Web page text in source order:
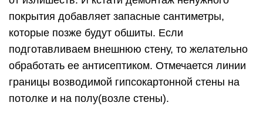
покрытия добавляет запасные сантиметры,
которые позже будут обшиты. Если
подготавливаем внешнюю стену, то желательно
обработать ее антисептиком. Отмечается линии
границы возводимой гипсокартонной стены на
потолке и на полу(возле стены).